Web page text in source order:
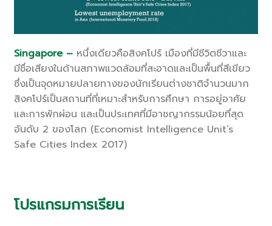
Singapore – หนึ่งเดียวคือสิงคโปร์ เมืองที่มีชีวิตชีวาและ
มีชื่อเสียงในด้านสภาพแวดล้อมที่สะอาดและเป็นพื้นที่สีเขียว
ซึ่งเป็นจุดหมายปลายทางของนักเรียนต่างชาติจำนวนมาก
สิงคโปร์เป็นสถานที่ที่เหมาะสำหรับการศึกษา การอยู่อาศัย
และการพักผ่อน และเป็นประเทศที่มีอาชญากรรมน้อยที่สุด
อันดับ 2 ของโลก (Economist Intelligence Unit’s
Safe Cities Index 2017)
โปรแกรมการเรียน